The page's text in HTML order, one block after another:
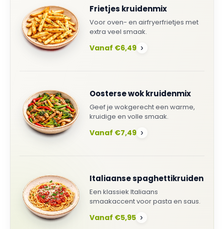
Frietjes kruidenmix
Voor oven- en airfryerfrietjes met
extra veel smaak.
Vanaf €6,49 ›
Oosterse wok kruidenmix
Geef je wokgerecht een warme,
kruidige en volle smaak.
Vanaf €7,49 ›
Italiaanse spaghettikruiden
Een klassiek Italiaans
smaakaccent voor pasta en saus.
Vanaf €5,95 ›